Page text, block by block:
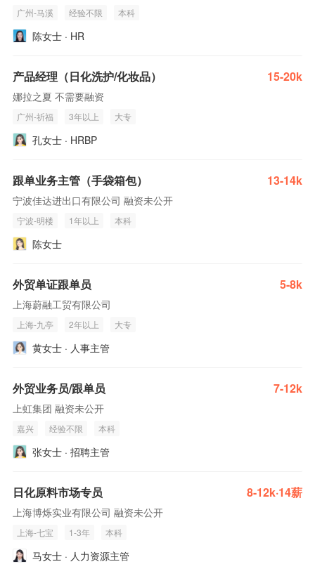
广州-马溪 经验不限 本科
陈女士 · HR
产品经理（日化洗护/化妆品） 15-20k
娜拉之夏 不需要融资
广州-祈福 3年以上 大专
孔女士 · HRBP
跟单业务主管（手袋箱包） 13-14k
宁波佳达进出口有限公司 融资未公开
宁波-明楼 1年以上 本科
陈女士
外贸单证跟单员 5-8k
上海蔚融工贸有限公司
上海-九亭 2年以上 大专
黄女士 · 人事主管
外贸业务员/跟单员 7-12k
上虹集团 融资未公开
嘉兴 经验不限 本科
张女士 · 招聘主管
日化原料市场专员 8-12k·14薪
上海博烁实业有限公司 融资未公开
上海-七宝 1-3年 本科
马女士 · 人力资源主管